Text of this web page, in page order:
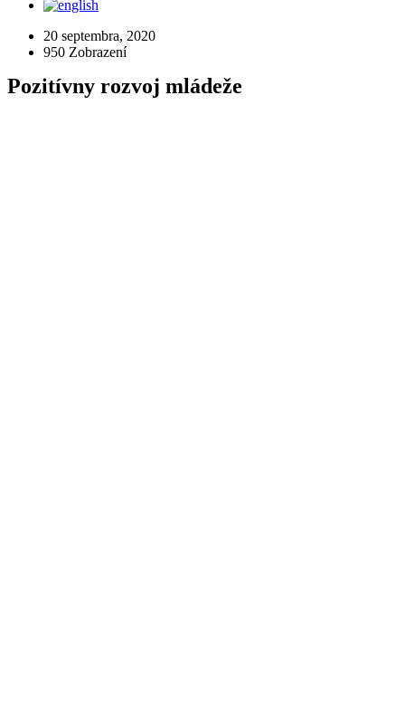
20 septembra, 2020
950 Zobrazení
Pozitívny rozvoj mládeže